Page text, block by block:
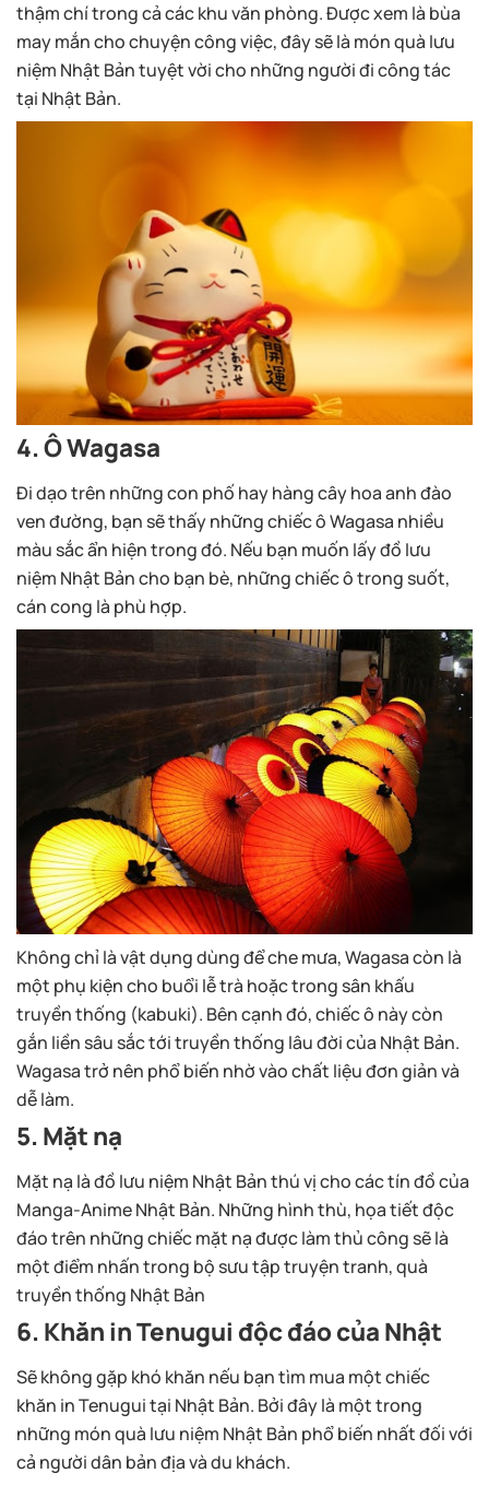
thậm chí trong cả các khu văn phòng. Được xem là bùa
may mắn cho chuyện công việc, đây sẽ là món quà lưu
niệm Nhật Bản tuyệt vời cho những người đi công tác
tại Nhật Bản.
4. Ô Wagasa
Đi dạo trên những con phố hay hàng cây hoa anh đào
ven đường, bạn sẽ thấy những chiếc ô Wagasa nhiều
màu sắc ẩn hiện trong đó. Nếu bạn muốn lấy đồ lưu
niệm Nhật Bản cho bạn bè, những chiếc ô trong suốt,
cán cong là phù hợp.
Không chỉ là vật dụng dùng để che mưa, Wagasa còn là
một phụ kiện cho buổi lễ trà hoặc trong sân khấu
truyền thống (kabuki). Bên cạnh đó, chiếc ô này còn
gắn liền sâu sắc tới truyền thống lâu đời của Nhật Bản.
Wagasa trở nên phổ biến nhờ vào chất liệu đơn giản và
dễ làm.
5. Mặt nạ
Mặt nạ là đồ lưu niệm Nhật Bản thú vị cho các tín đồ của
Manga-Anime Nhật Bản. Những hình thù, họa tiết độc
đáo trên những chiếc mặt nạ được làm thủ công sẽ là
một điểm nhấn trong bộ sưu tập truyện tranh, quà
truyền thống Nhật Bản
6. Khăn in Tenugui độc đáo của Nhật
Sẽ không gặp khó khăn nếu bạn tìm mua một chiếc
khăn in Tenugui tại Nhật Bản. Bởi đây là một trong
những món quà lưu niệm Nhật Bản phổ biến nhất đối với
cả người dân bản địa và du khách.